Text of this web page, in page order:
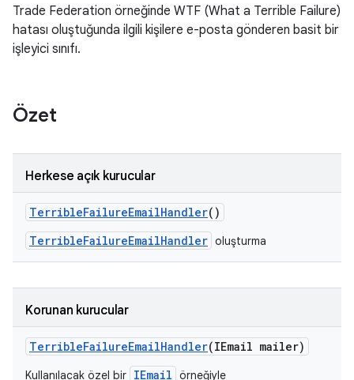
Trade Federation örneğinde WTF (What a Terrible Failure)
hatası oluştuğunda ilgili kişilere e-posta gönderen basit bir
işleyici sınıfı.
Özet
Herkese açık kurucular
TerribleFailureEmailHandler()
TerribleFailureEmailHandler oluşturma
Korunan kurucular
TerribleFailureEmailHandler(IEmail mailer)
Kullanılacak özel bir IEmail örneğiyle